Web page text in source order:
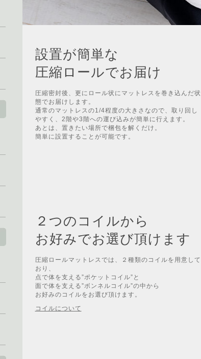
設置が簡単な
圧縮ロールでお届け
圧縮密封後、更にロール状にマットレスを巻き込んだ状
態でお届けします。
通常のマットレスの1/4程度の大きさなので、取り回し
やすく、2階や3階への運び込みが簡単に行えます。
あとは、置きたい場所で梱包を解くだけ。
簡単に設置することが可能です。
２つのコイルから
お好みでお選び頂けます
圧縮ロールマットレスでは、２種類のコイルを用意して
おり、
点で体を支える”ポケットコイル”と
面で体を支える”ボンネルコイル”の中から
お好みのコイルをお選び頂けます。
コイルについて